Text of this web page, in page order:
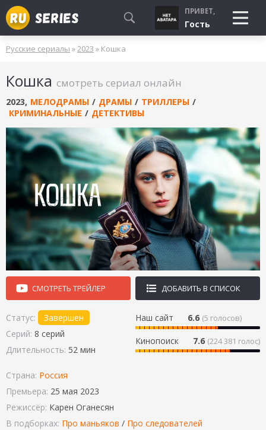
СМОТРЮ
БУДУ СМОТРЕТЬ
УЖЕ СМОТРЕЛ
ПРИВЕТ,
Гость
Русские сериалы »2023 » Кошка
Кошка смотреть сериал онлайн
2023, МЕЛОДРАМЫ / ДРАМЫ / ТРИЛЛЕРЫ /
КРИМИНАЛЬНЫЕ / ДЕТЕКТИВЫ
СМОТРЕТЬ ТРЕЙЛЕР ДОБАВИТЬ В СПИСОК
Наш сайт 6.6 (5 голосов)
Кинопоиск 7.6 (224 381 голос)
Статус:
Завершен
Серий: 8 серий
Длительность: 52 мин
Страна: Россия
Премьера: 25 мая 2023
Режиссёр: Карен Оганесян
В подборках: Про маньяков / Про следователей